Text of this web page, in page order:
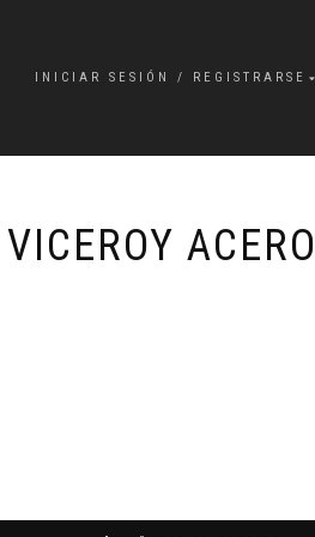
INICIAR SESIÓN / REGISTRARSE
ACERO